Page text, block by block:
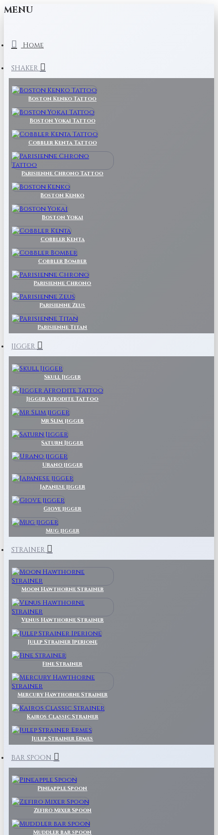
MENU
Home
SHAKER
Boston Kenko Tattoo
Boston Yokai Tattoo
Cobbler Kenta Tattoo
Parisienne Chrono Tattoo
Boston Kenko
Boston Yokai
Cobbler Kenta
Cobbler Bomber
Parisienne Chrono
Parisienne Zeus
Parisienne Titan
JIGGER
Skull Jigger
Jigger Afrodite Tattoo
Mr Slim jigger
Saturn Jigger
Urano jigger
Japanese jigger
Giove jigger
Mug jigger
STRAINER
Moon Hawthorne Strainer
Venus Hawthorne Strainer
Julep Strainer Iperione
Fine Strainer
Mercury Hawthorne Strainer
Kairos Classic Strainer
Julep Strainer Ermes
BAR SPOON
Pineapple Spoon
Zefiro Mixer Spoon
Muddler bar spoon